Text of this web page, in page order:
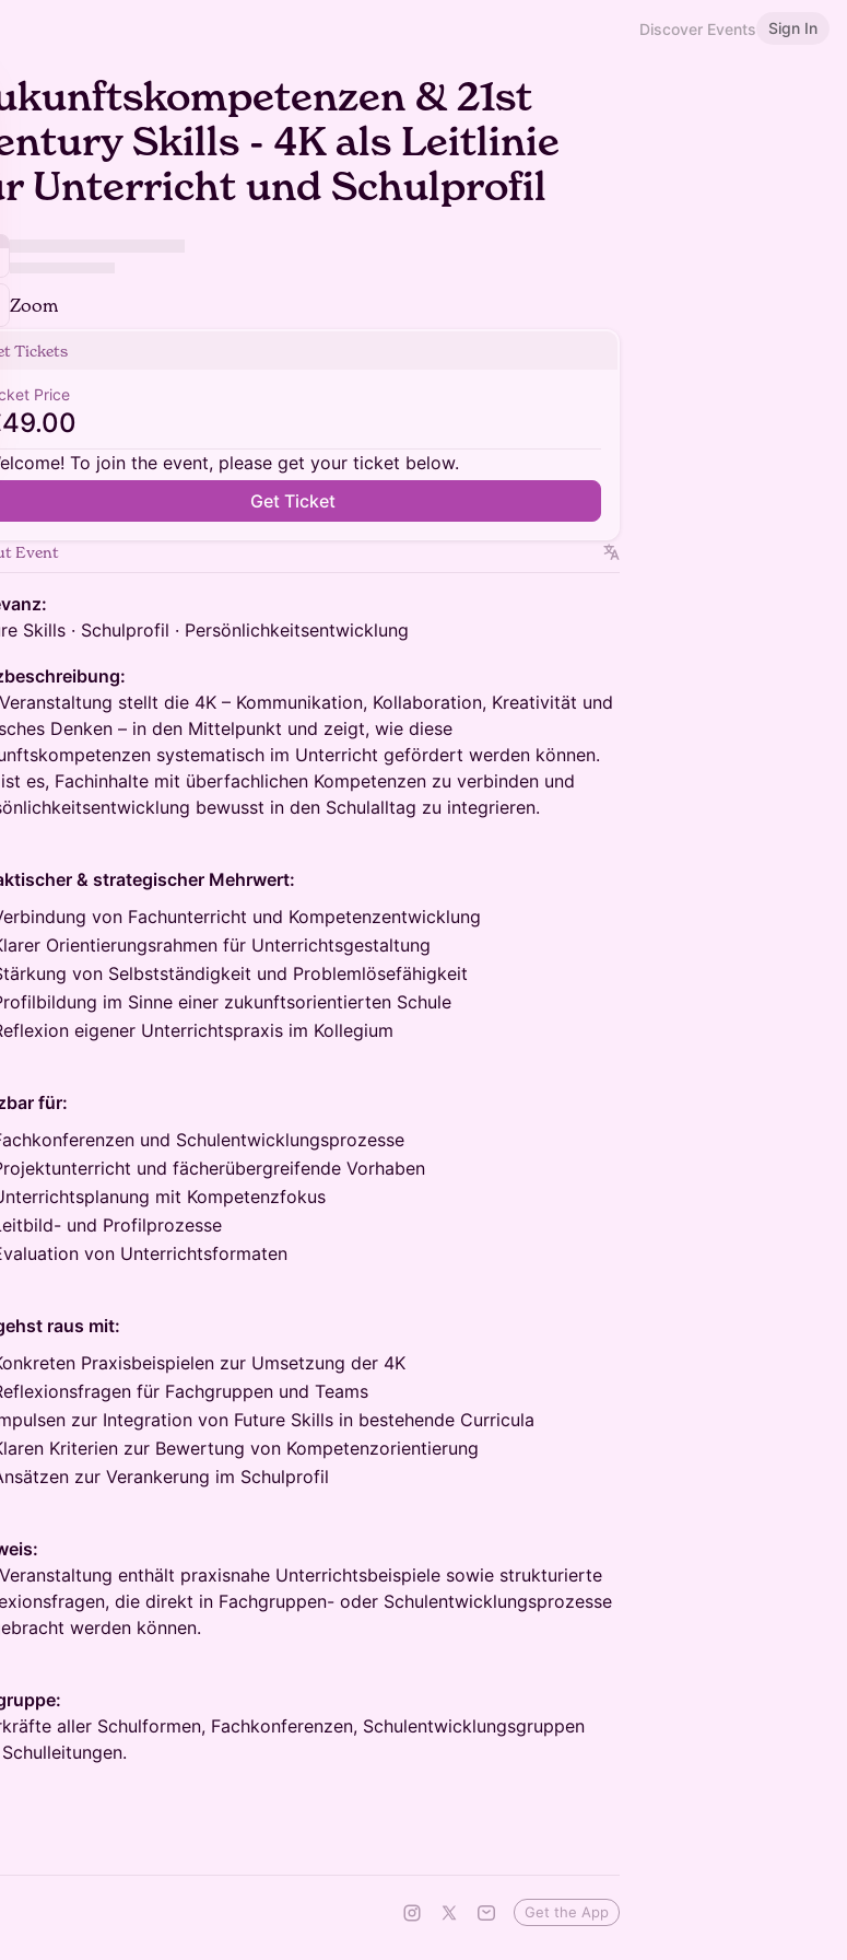
Discover Events Sign In
& 21st
Skills - 4K als Leitlinie
Unterricht und Schulprofil
Zoom
Tickets
Price
To join the event, please get your ticket below.
Get Ticket
Event
Skills · Schulprofil · Persönlichkeitsentwicklung
stellt die 4K – Kommunikation, Kollaboration, Kreativität und
Denken – in den Mittelpunkt und zeigt, wie diese
systematisch im Unterricht gefördert werden können.
es, Fachinhalte mit überfachlichen Kompetenzen zu verbinden und
bewusst in den Schulalltag zu integrieren.
& strategischer Mehrwert:
von Fachunterricht und Kompetenzentwicklung
Orientierungsrahmen für Unterrichtsgestaltung
von Selbstständigkeit und Problemlösefähigkeit
im Sinne einer zukunftsorientierten Schule
eigener Unterrichtspraxis im Kollegium
für:
und Schulentwicklungsprozesse
und fächerübergreifende Vorhaben
mit Kompetenzfokus
und Profilprozesse
von Unterrichtsformaten
raus mit:
Praxisbeispielen zur Umsetzung der 4K
für Fachgruppen und Teams
zur Integration von Future Skills in bestehende Curricula
Kriterien zur Bewertung von Kompetenzorientierung
zur Verankerung im Schulprofil
enthält praxisnahe Unterrichtsbeispiele sowie strukturierte
die direkt in Fachgruppen- oder Schulentwicklungsprozesse
werden können.
aller Schulformen, Fachkonferenzen, Schulentwicklungsgruppen
Get the App